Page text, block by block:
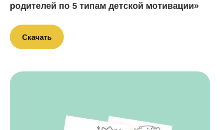
родителей по 5 типам детской мотивации»
Скачать